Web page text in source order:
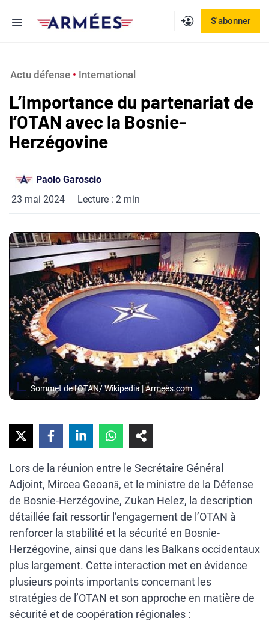
S'abonner
Menu
Actu défense • International
L’importance du partenariat de
l’OTAN avec la Bosnie-
Herzégovine
Paolo Garoscio
23 mai 2024
Lecture : 2 min
Sommet de l'OTAN/ Wikipedia | Armees.com
Lors de la réunion entre le Secrétaire Général
Adjoint, Mircea Geoană, et le ministre de la Défense
de Bosnie-Herzégovine, Zukan Helez, la description
détaillée fait ressortir l’engagement de l’OTAN à
renforcer la stabilité et la sécurité en Bosnie-
Herzégovine, ainsi que dans les Balkans occidentaux
plus largement. Cette interaction met en évidence
plusieurs points importants concernant les
stratégies de l’OTAN et son approche en matière de
sécurité et de coopération régionales :